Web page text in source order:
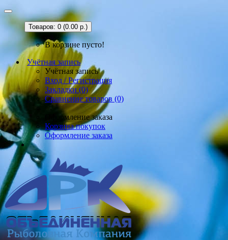
Товаров: 0 (0.00 р.)
В корзине пусто!
Учётная запись
Учётная запись
Вход / Регистрация
Закладки (0)
Сравнение товаров (0)
Оформление заказа
Корзина покупок
Оформление заказа